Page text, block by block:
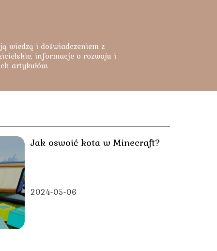
wiedzą i doświadczeniem z
informacje o rozwoju i
artykułów.
Jak oswoić kota w Minecraft?
2024-05-06